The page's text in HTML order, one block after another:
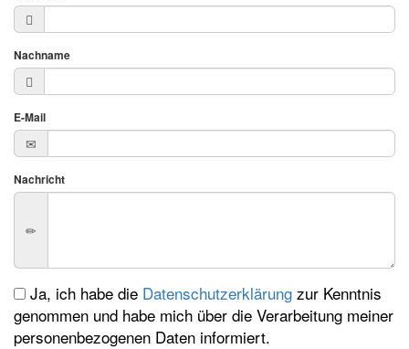
Nachname
E-Mail
Nachricht
Ja, ich habe die Datenschutzerklärung zur Kenntnis
genommen und habe mich über die Verarbeitung meiner
personenbezogenen Daten informiert.